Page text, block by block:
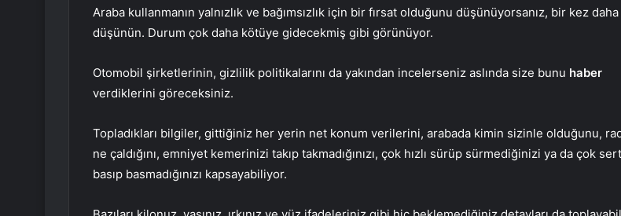
Araba kullanmanın yalnızlık ve bağımsızlık için bir fırsat olduğunu düşünüyorsanız, bir kez daha
düşünün. Durum çok daha kötüye gidecekmiş gibi görünüyor.
Otomobil şirketlerinin, gizlilik politikalarını da yakından incelerseniz aslında size bunu haber
verdiklerini göreceksiniz.
Topladıkları bilgiler, gittiğiniz her yerin net konum verilerini, arabada kimin sizinle olduğunu,
ne çaldığını, emniyet kemerinizi takıp takmadığınızı, çok hızlı sürüp sürmediğinizi ya da çok
basıp basmadığınızı kapsayabiliyor.